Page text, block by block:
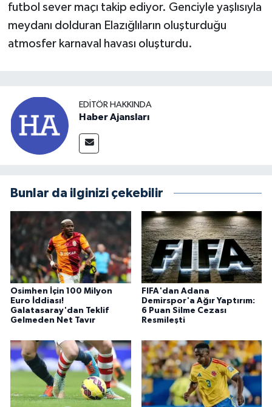
futbol sever maçı takip ediyor. Genciyle yaşlısıyla
meydanı dolduran Elazığlıların oluşturduğu
atmosfer karnaval havası oluşturdu.
EDITÖR HAKKINDA
Haber Ajansları
Bunlar da ilginizi çekebilir
Osimhen İçin 100 Milyon
Euro İddiası!
Galatasaray'dan Teklif
Gelmeden Net Tavır
FIFA'dan Adana
Demirspor'a Ağır Yaptırım:
6 Puan Silme Cezası
Resmileşti